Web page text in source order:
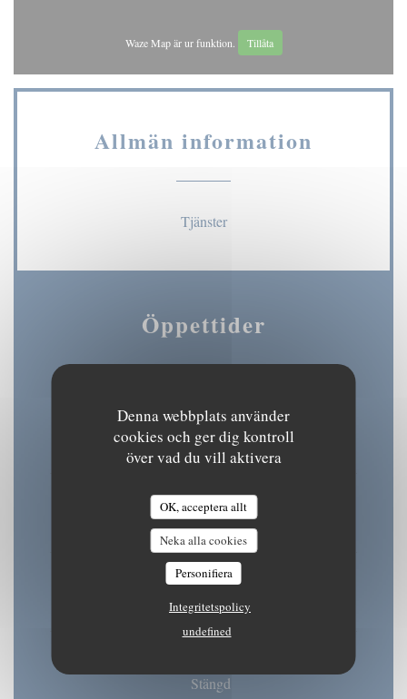
Denna webbplats använder
cookies och ger dig kontroll
över vad du vill aktivera
OK, acceptera allt
Neka alla cookies
Personifiera
Integritetspolicy
undefined
Waze Map är ur funktion. Tillåta
Allmän information
Tjänster
Öppettider
Man-Tis
08:30 - 15:30
18:30 - 22:00
Onsdag
08:30 - 22:00
Tor-Fre
08:30 - 15:30 • 18:30 - 22:00
Stängd